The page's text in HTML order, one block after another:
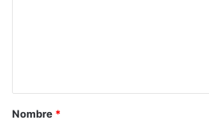
Nombre *